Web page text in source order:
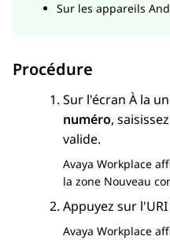
Sur les appareils
Procédure
Sur l'écran À la
numéro,
valide.
Avaya Workplace
la zone Nouveau
Appuyez sur
Avaya Workplace